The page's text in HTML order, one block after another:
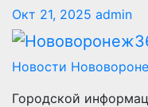
Окт 21, 2025 admin
Новости
Городской